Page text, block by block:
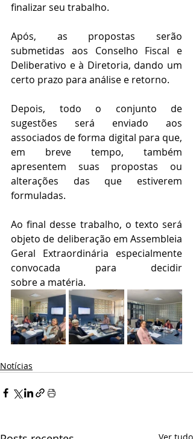
finalizar seu trabalho.
Após, as propostas serão
submetidas aos Conselho Fiscal e
Deliberativo e à Diretoria, dando um
certo prazo para análise e retorno.
Depois, todo o conjunto de
sugestões será enviado aos
associados de forma digital para que,
em breve tempo, também
apresentem suas propostas ou
alterações das que estiverem
formuladas.
Ao final desse trabalho, o texto será
objeto de deliberação em Assembleia
Geral Extraordinária especialmente
convocada para decidir
sobre a matéria.
Notícias